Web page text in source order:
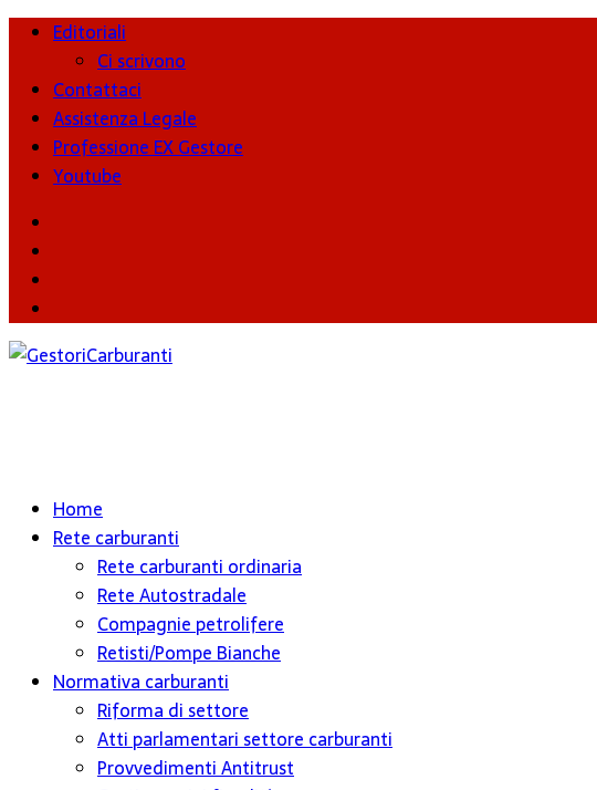
Editoriali
Ci scrivono
Contattaci
Assistenza Legale
Professione EX Gestore
Youtube
Home
Rete carburanti
Rete carburanti ordinaria
Rete Autostradale
Compagnie petrolifere
Retisti/Pompe Bianche
Normativa carburanti
Riforma di settore
Atti parlamentari settore carburanti
Provvedimenti Antitrust